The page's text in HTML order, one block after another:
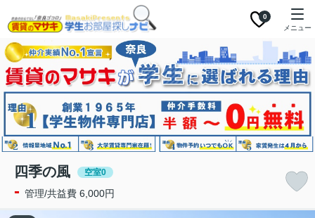
0
メニュー
四季の風 空室0
- 管理/共益費 6,000円